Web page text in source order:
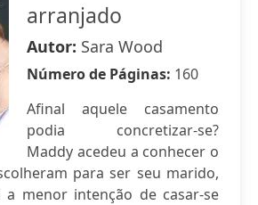
arranjado
Autor: Sara Wood
Número de Páginas: 160
Afinal aquele casamento
podia concretizar-se?
Maddy acedeu a conhecer o
para ser seu marido,
menor intenção de casar-se